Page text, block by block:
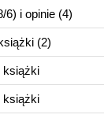
/6) i opinie (4)
(2)
książki
książki